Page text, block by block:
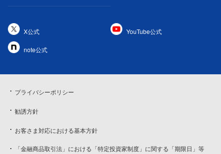
X公式 YouTube公式
note公式
プライバシーポリシー
勧誘方針
お客さま対応における基本方針
「金融商品取引法」における「特定投資家制度」に関する「期限日」等